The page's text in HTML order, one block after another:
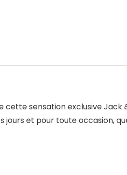
cette sensation exclusive
jours et pour toute occasion,